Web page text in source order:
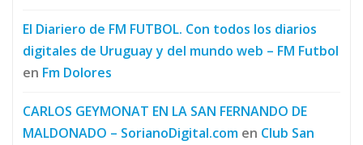
El Diariero de FM FUTBOL. Con todos los diarios
digitales de Uruguay y del mundo web – FM Futbol
en Fm Dolores
CARLOS GEYMONAT EN LA SAN FERNANDO DE
MALDONADO – SorianoDigital.com en Club San